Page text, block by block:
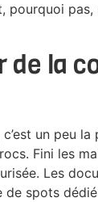
pourquoi
de la
c’est un peu
Fini les
Les
spots